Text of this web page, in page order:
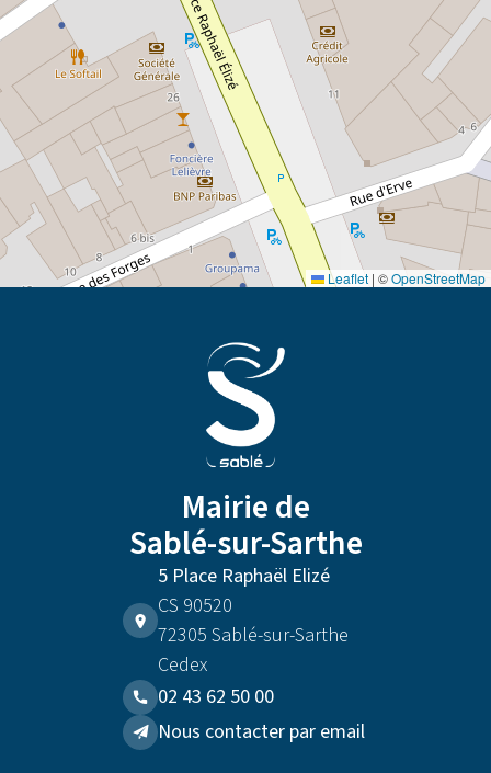
Leaflet | ©OpenStreetMap
Mairie de
Sablé-sur-Sarthe
5 Place Raphaël Elizé
CS 90520
72305 Sablé-sur-Sarthe
Cedex
02 43 62 50 00
Nous contacter par email